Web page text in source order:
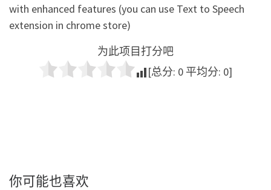
with enhanced features (you can use Text to Speech
extension in chrome store)
为此项目打分吧
[总分: 0 平均分: 0]
你可能也喜欢